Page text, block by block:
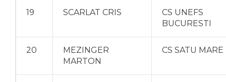
19 SCARLAT CRIS
CS UNEFS
BUCURESTI
20
MEZINGER
MARTON
CS SATU MARE